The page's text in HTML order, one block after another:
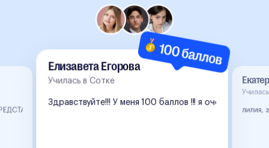
Тарифы
КАК Я РАДА 😭😭😭занималась с тобой с октября, была на
Елизавета Егорова
Училась в Сотке
Здравствуйте!!! У меня 100 баллов !!! я очень вам
лилия,
Елизавета Егорова